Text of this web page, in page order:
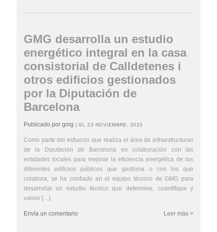
GMG desarrolla un estudio
energético integral en la casa
consistorial de Calldetenes i
otros edificios gestionados
por la Diputación de
Barcelona
Publicado por gmg | EL 23 NOVIEMBRE, 2023
Como parte del esfuerzo que realiza el área de infraestructuras
de la Diputación de Barcelona en colaboración con las
entidades locales para mejorar la eficiencia energética de los
diferentes edificios públicos que gestiona o con los que
colabora, se ha confiado en el equipo técnico de GMG para
desarrollar un estudio técnico que determine, cuantifique y
valore […]
Leer más >
Envía un comentario